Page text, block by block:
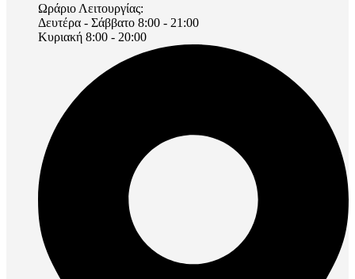
Ωράριο Λειτουργίας:
Δευτέρα - Σάββατο 8:00 - 21:00
Κυριακή 8:00 - 20:00